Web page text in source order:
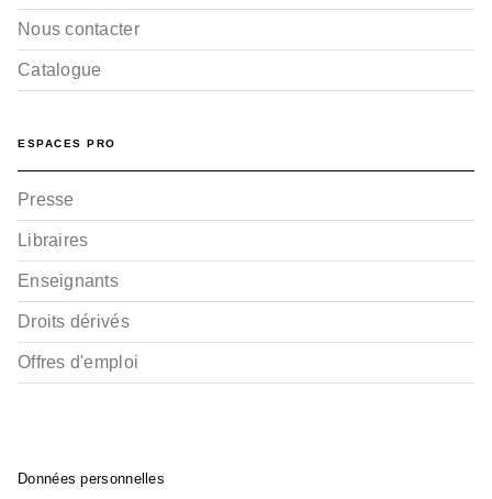
Nous contacter
Catalogue
ESPACES PRO
Presse
Libraires
Enseignants
Droits dérivés
Offres d'emploi
Données personnelles